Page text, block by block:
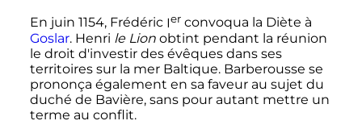
En juin 1154, Frédéric Ierconvoqua la Diète à
Goslar. Henri le Lionobtint pendant la réunion
le droit d'investir des évêques dans ses
territoires sur la mer Baltique. Barberousse se
prononça également en sa faveur au sujet du
duché de Bavière, sans pour autant mettre un
terme au conflit.